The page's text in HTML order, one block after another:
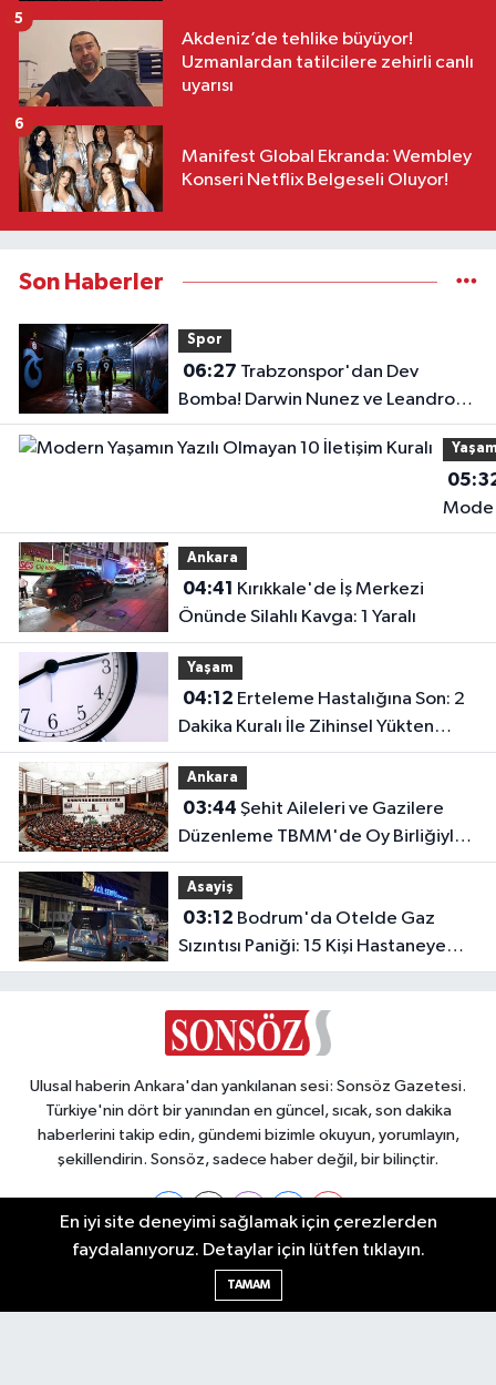
Akdeniz’de tehlike büyüyor!
Uzmanlardan tatilcilere zehirli canlı
uyarısı
5
Manifest Global Ekranda: Wembley
Konseri Netflix Belgeseli Oluyor!
6
Son Haberler
Spor
06:27
Bomba! Darwin Nunez ve Leandro
Paredes Hamlesi!
Ankara
04:41
Önünde Silahlı Kavga: 1 Yaralı
Yaşam
04:12
Dakika Kuralı İle Zihinsel Yükten
Kurtulun
Ankara
03:44
Düzenleme TBMM'de Oy Birliğiyle
Kabul Edildi
Asayiş
03:12
Sızıntısı Paniği: 15 Kişi Hastaneye
Kaldırıldı
Ulusal haberin Ankara'dan yankılanan sesi: Sonsöz Gazetesi.
Türkiye'nin dört bir yanından en güncel, sıcak, son dakika
haberlerini takip edin, gündemi bizimle okuyun, yorumlayın,
şekillendirin. Sonsöz, sadece haber değil, bir bilinçtir.
Ankara Nöbetçi Eczaneler
En iyi site deneyimi sağlamak için çerezlerden
faydalanıyoruz. Detaylar için lütfen tıklayın.
TAMAM